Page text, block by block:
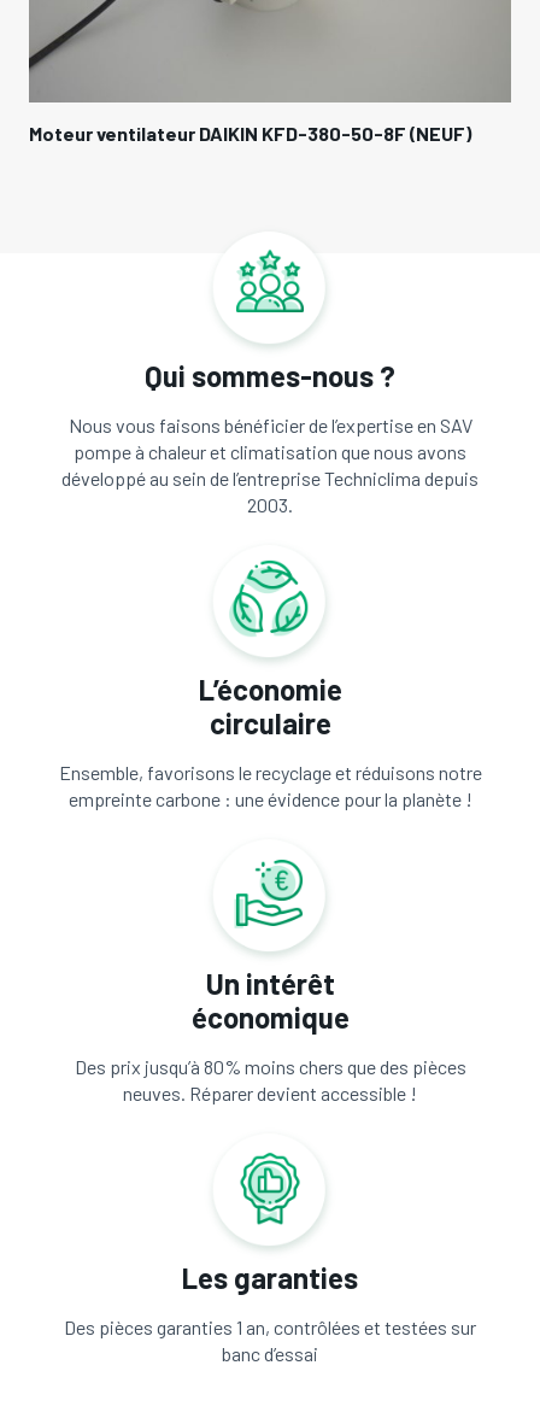
Moteur ventilateur DAIKIN KFD-380-50-8F (NEUF)
Qui sommes-nous ?
Nous vous faisons bénéficier de l’expertise en SAV
pompe à chaleur et climatisation que nous avons
développé au sein de l’entreprise Techniclima depuis
2003.
L’économie
circulaire
Ensemble, favorisons le recyclage et réduisons notre
empreinte carbone : une évidence pour la planète !
Un intérêt
économique
Des prix jusqu’à 80% moins chers que des pièces
neuves. Réparer devient accessible !
Les garanties
Des pièces garanties 1 an, contrôlées et testées sur
banc d’essai